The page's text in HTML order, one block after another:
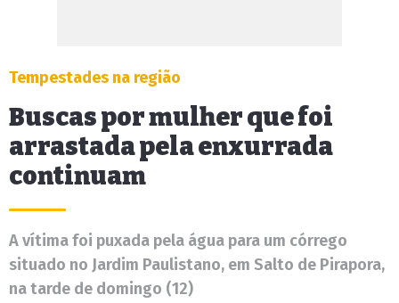
Tempestades na região
Buscas por mulher que foi
arrastada pela enxurrada
continuam
A vítima foi puxada pela água para um córrego
situado no Jardim Paulistano, em Salto de Pirapora,
na tarde de domingo (12)